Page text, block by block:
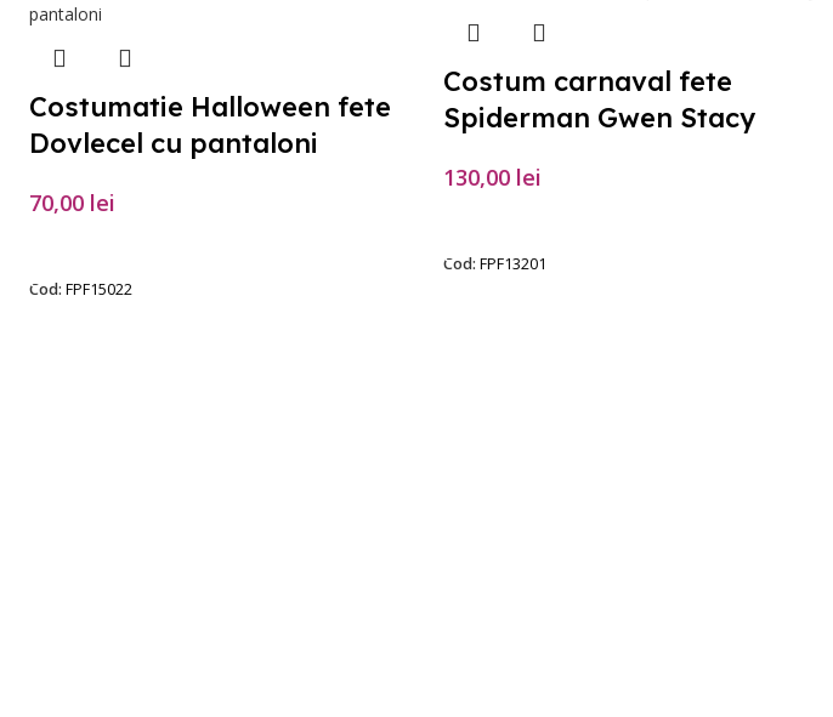
Costumatie Halloween fete
Dovlecel cu pantaloni
70,00 lei
Cod: FPF15022
Costum carnaval fete
Spiderman Gwen Stacy
130,00 lei
Cod: FPF13201